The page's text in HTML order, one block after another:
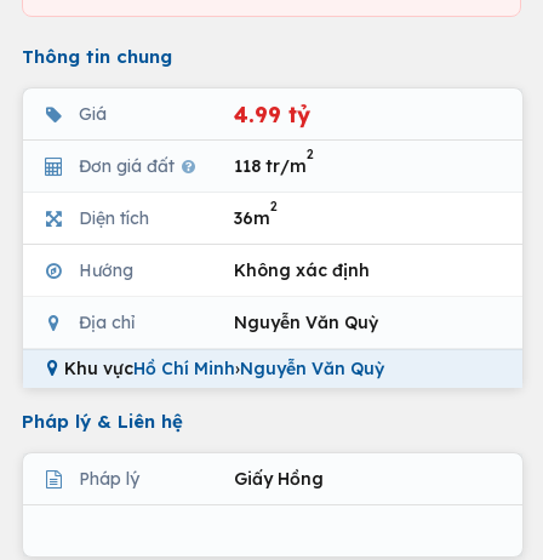
Thông tin chung
Giá 4.99 tỷ
Đơn giá đất 118 tr/m
2
Diện tích 36m
2
Hướng Không xác định
Địa chỉ Nguyễn Văn Quỳ
Khu vựcHồ Chí Minh›Nguyễn Văn Quỳ
Pháp lý & Liên hệ
Pháp lý Giấy Hồng